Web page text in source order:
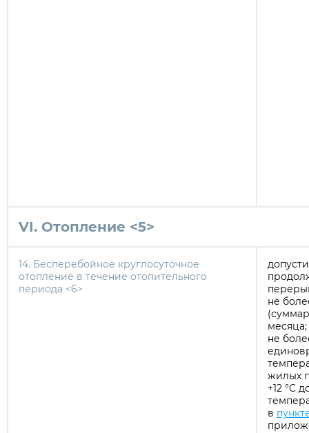
VI. Отопление <5>
14. Бесперебойное круглосуточное
отопление в течение отопительного
периода <6>
не
месяца;
не
жилых
+12 °C
в